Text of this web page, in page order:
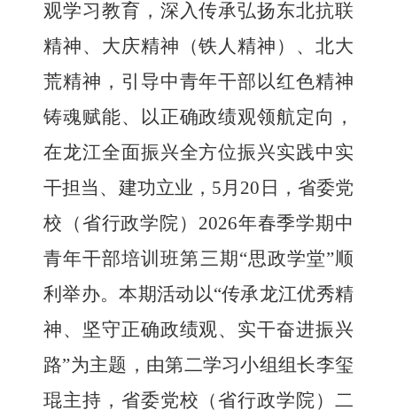
观学习教育，深入传承弘扬东北抗联
精神、大庆精神（铁人精神）、北大
荒精神，引导中青年干部以红色精神
铸魂赋能、以正确政绩观领航定向，
在龙江全面振兴全方位振兴实践中实
干担当、建功立业， 5月20日，省委党
校（省行政学院）2026年春季学期中
青年干部培训班第三期“思政学堂”顺
利举办。本期活动以“传承龙江优秀精
神、坚守正确政绩观、实干奋进振兴
路”为主题，由第二学习小组组长李玺
琨主持，省委党校（省行政学院） 二